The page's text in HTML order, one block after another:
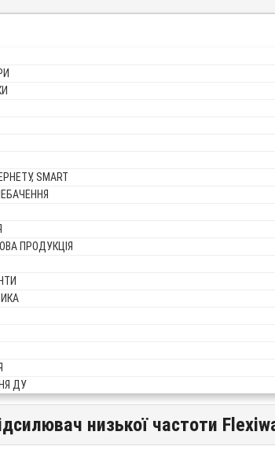
SMART
ПРОДУКЦІЯ
ДУ
частоти Flexiwatt25низької частоти